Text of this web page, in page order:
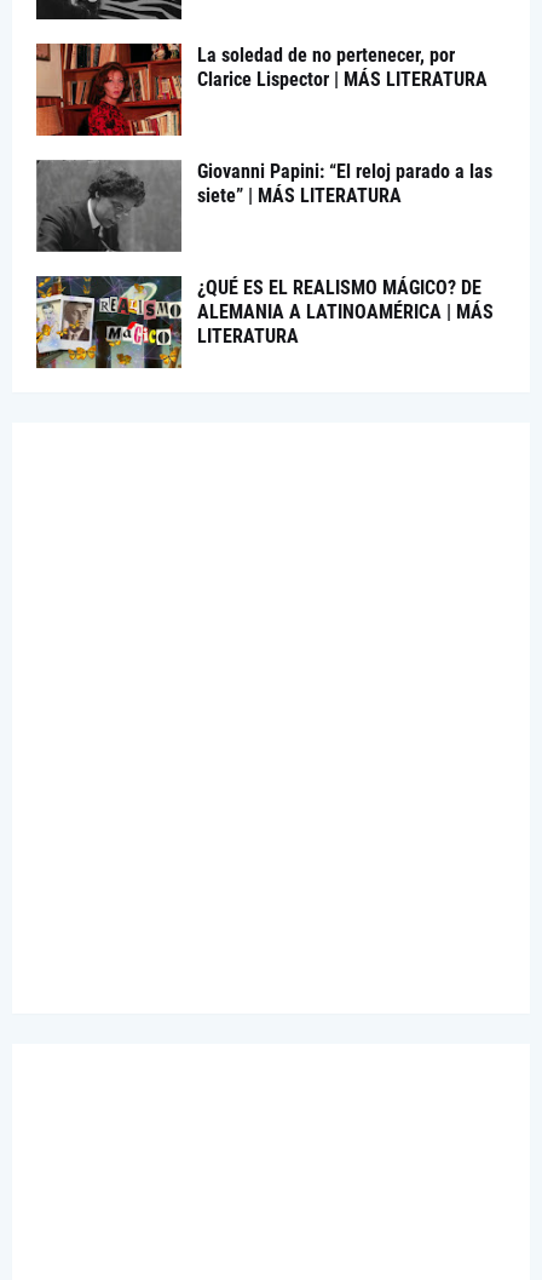
La soledad de no pertenecer, por
Clarice Lispector | MÁS LITERATURA
Giovanni Papini: “El reloj parado a las
siete” | MÁS LITERATURA
¿QUÉ ES EL REALISMO MÁGICO? DE
ALEMANIA A LATINOAMÉRICA | MÁS
LITERATURA